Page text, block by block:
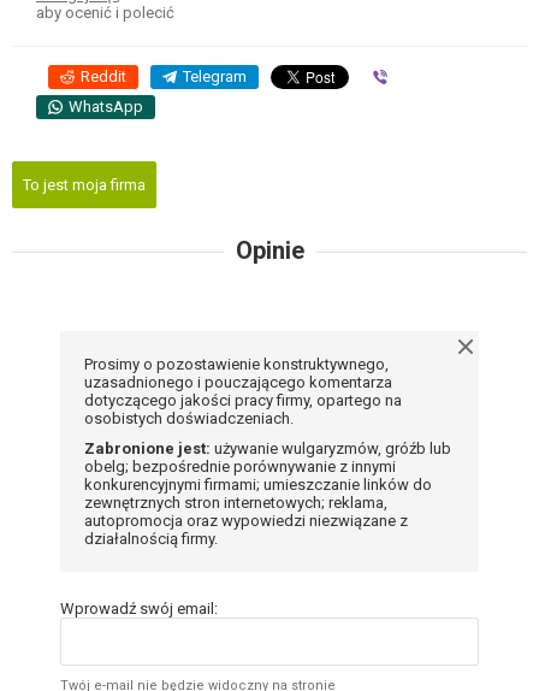
aby ocenić i polecić
Reddit Telegram
WhatsApp
To jest moja firma
Opinie
Prosimy o pozostawienie konstruktywnego,
uzasadnionego i pouczającego komentarza
dotyczącego jakości pracy firmy, opartego na
osobistych doświadczeniach.
Zabronione jest: używanie wulgaryzmów, gróźb lub
obelg; bezpośrednie porównywanie z innymi
konkurencyjnymi firmami; umieszczanie linków do
zewnętrznych stron internetowych; reklama,
autopromocja oraz wypowiedzi niezwiązane z
działalnością firmy.
Wprowadź swój email:
Twój e-mail nie będzie widoczny na stronie